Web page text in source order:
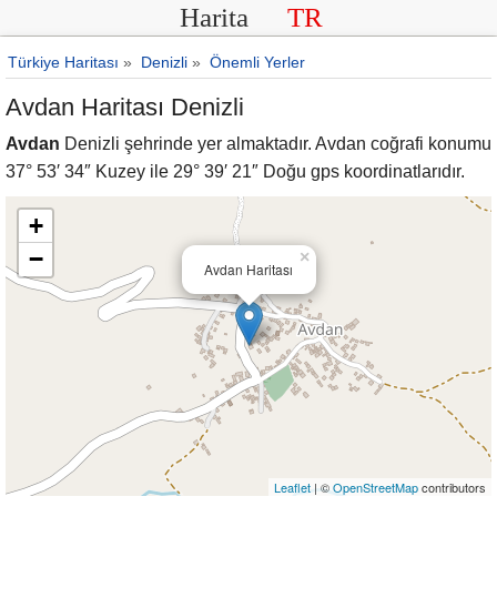
Harita TR
Türkiye Haritası » Denizli » Önemli Yerler
Avdan Haritası Denizli
Avdan Denizli şehrinde yer almaktadır. Avdan coğrafi konumu
37° 53′ 34″ Kuzey ile 29° 39′ 21″ Doğu gps koordinatlarıdır.
Avdan Haritası
×
+
−
Leaflet | ©OpenStreetMapcontributors